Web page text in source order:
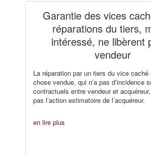
Garantie des vices
réparations du tiers,
intéressé, ne libèrent
vendeur
La réparation par un tiers du vice
chose vendue, qui n’a pas d’incidence
contractuels entre vendeur et
pas l’action estimatoire de l’acquéreur.
en lire plus